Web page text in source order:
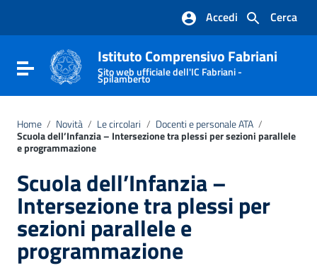
Vai al footer
Cerca
Accedi
Attiva / disattiva la navigazione
Istituto Comprensivo Fabriani
Sito web ufficiale dell'IC Fabriani -
Spilamberto
Home / Novità / Le circolari / Docenti e personale ATA /
Scuola dell’Infanzia – Intersezione tra plessi per sezioni parallele
e programmazione
Scuola dell’Infanzia –
Intersezione tra plessi per
sezioni parallele e
programmazione